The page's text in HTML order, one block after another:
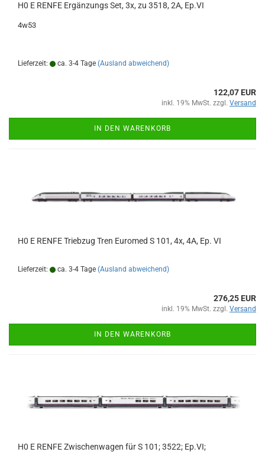
H0 E RENFE Ergänzungs Set, 3x, zu 3518, 2A, Ep.VI
4w53
Lieferzeit: ca. 3-4 Tage (Ausland abweichend)
122,07 EUR
inkl. 19% MwSt. zzgl. Versand
IN DEN WARENKORB
H0 E RENFE Triebzug Tren Euromed S 101, 4x, 4A, Ep. VI
Lieferzeit: ca. 3-4 Tage (Ausland abweichend)
276,25 EUR
inkl. 19% MwSt. zzgl. Versand
IN DEN WARENKORB
H0 E RENFE Zwischenwagen für S 101; 3522; Ep.VI;